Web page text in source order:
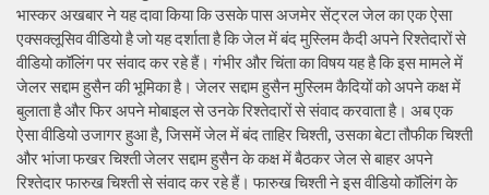
भास्कर अखबार ने यह दावा किया कि उसके पास अजमेर सेंट्रल जेल का एक ऐसा
एक्सक्लूसिव वीडियो है जो यह दर्शाता है कि जेल में बंद मुस्लिम कैदी अपने रिश्तेदारों से
वीडियो कॉलिंग पर संवाद कर रहे हैं। गंभीर और चिंता का विषय यह है कि इस मामले में
जेलर सद्दाम हुसैन की भूमिका है। जेलर सद्दाम हुसैन मुस्लिम कैदियों को अपने कक्ष में
बुलाता है और फिर अपने मोबाइल से उनके रिश्तेदारों से संवाद करवाता है। अब एक
ऐसा वीडियो उजागर हुआ है, जिसमें जेल में बंद ताहिर चिश्ती, उसका बेटा तौफीक चिश्ती
और भांजा फखर चिश्ती जेलर सद्दाम हुसैन के कक्ष में बैठकर जेल से बाहर अपने
रिश्तेदार फारुख चिश्ती से संवाद कर रहे हैं। फारुख चिश्ती ने इस वीडियो कॉलिंग के